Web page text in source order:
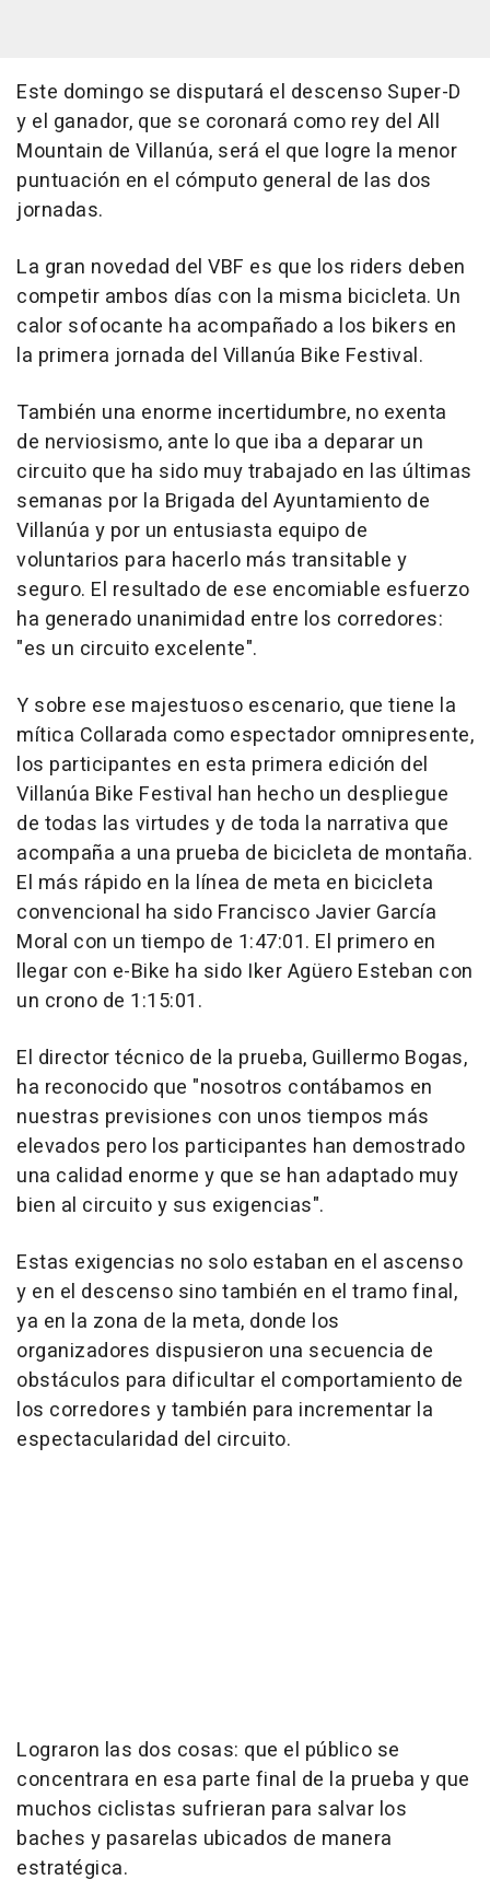
Este domingo se disputará el descenso Super-D
y el ganador, que se coronará como rey del All
Mountain de Villanúa, será el que logre la menor
puntuación en el cómputo general de las dos
jornadas.
La gran novedad del VBF es que los riders deben
competir ambos días con la misma bicicleta. Un
calor sofocante ha acompañado a los bikers en
la primera jornada del Villanúa Bike Festival.
También una enorme incertidumbre, no exenta
de nerviosismo, ante lo que iba a deparar un
circuito que ha sido muy trabajado en las últimas
semanas por la Brigada del Ayuntamiento de
Villanúa y por un entusiasta equipo de
voluntarios para hacerlo más transitable y
seguro. El resultado de ese encomiable esfuerzo
ha generado unanimidad entre los corredores:
"es un circuito excelente".
Y sobre ese majestuoso escenario, que tiene la
mítica Collarada como espectador omnipresente,
los participantes en esta primera edición del
Villanúa Bike Festival han hecho un despliegue
de todas las virtudes y de toda la narrativa que
acompaña a una prueba de bicicleta de montaña.
El más rápido en la línea de meta en bicicleta
convencional ha sido Francisco Javier García
Moral con un tiempo de 1:47:01. El primero en
llegar con e-Bike ha sido Iker Agüero Esteban con
un crono de 1:15:01.
El director técnico de la prueba, Guillermo Bogas,
ha reconocido que "nosotros contábamos en
nuestras previsiones con unos tiempos más
elevados pero los participantes han demostrado
una calidad enorme y que se han adaptado muy
bien al circuito y sus exigencias".
Estas exigencias no solo estaban en el ascenso
y en el descenso sino también en el tramo final,
ya en la zona de la meta, donde los
organizadores dispusieron una secuencia de
obstáculos para dificultar el comportamiento de
los corredores y también para incrementar la
espectacularidad del circuito.
Lograron las dos cosas: que el público se
concentrara en esa parte final de la prueba y que
muchos ciclistas sufrieran para salvar los
baches y pasarelas ubicados de manera
estratégica.